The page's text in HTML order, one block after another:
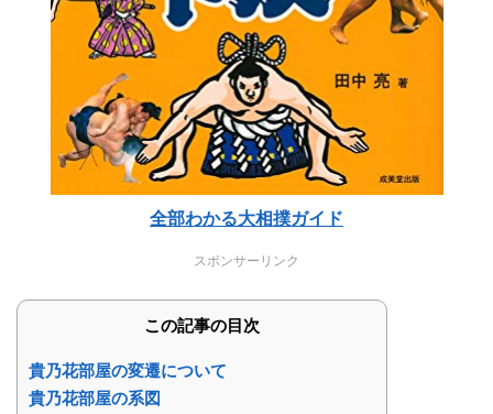
全部わかる大相撲ガイド
スポンサーリンク
この記事の目次
貴乃花部屋の変遷について
貴乃花部屋の系図